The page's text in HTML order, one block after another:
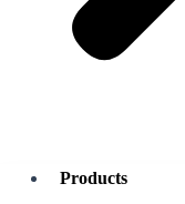
Products